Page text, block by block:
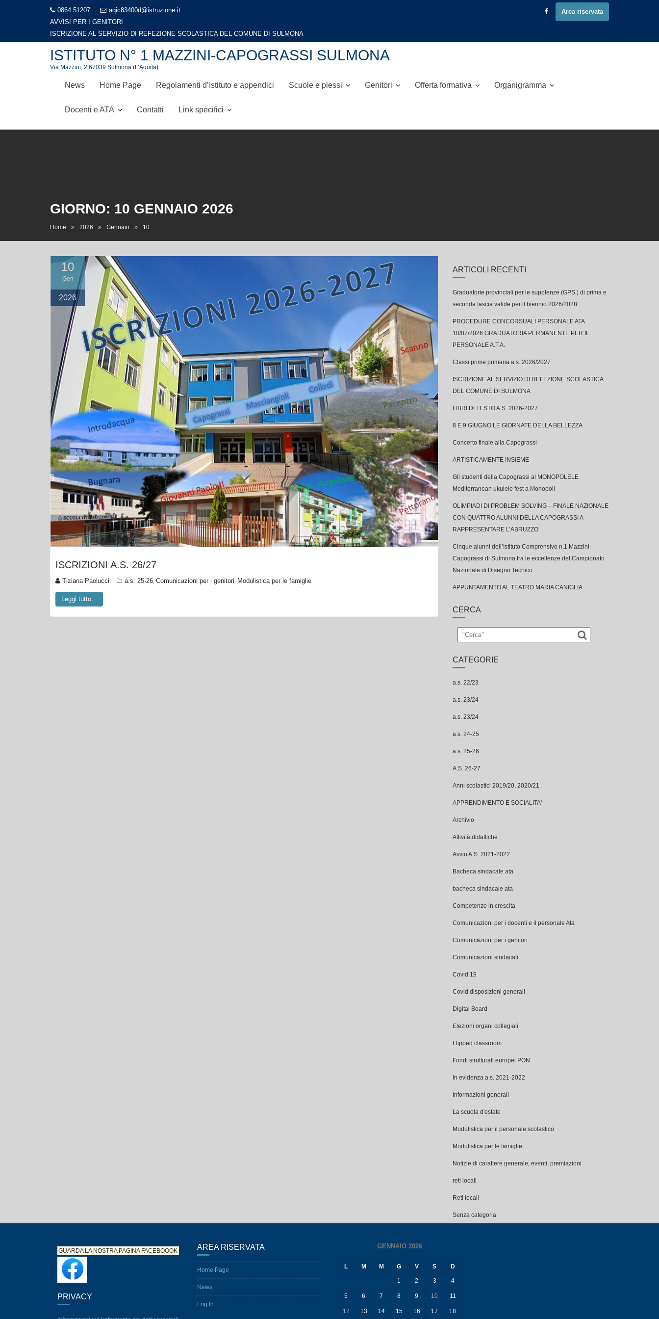
0864 51207
aqic83400d@istruzione.it
AVVISI PER I GENITORI
ISCRIZIONE AL SERVIZIO DI REFEZIONE SCOLASTICA DEL COMUNE DI SULMONA
Area riservata
ISTITUTO N° 1 MAZZINI-CAPOGRASSI SULMONA
Via Mazzini, 2 67039 Sulmona (L’Aquila)
News Home Page Regolamenti d’Istituto e appendici Scuole e plessi Genitori Offerta formativa Organigramma
Docenti e ATA Contatti Link specifici
GIORNO: 10 GENNAIO 2026
Home 2026 Gennaio 10
10
Gen
2026
ISCRIZIONI A.S. 26/27
Tiziana Paolucci a.s. 25-26 Comunicazioni per i genitori Modulistica per le famiglie
Leggi tutto...
ARTICOLI RECENTI
Graduatorie provinciali per le supplenze (GPS ) di prima e
seconda fascia valide per il biennio 2026/2028
PROCEDURE CONCORSUALI PERSONALE ATA
10/07/2026 GRADUATORIA PERMANENTE PER IL
PERSONALE A.T.A.
Classi prime primaria a.s. 2026/2027
ISCRIZIONE AL SERVIZIO DI REFEZIONE SCOLASTICA
DEL COMUNE DI SULMONA
LIBRI DI TESTO A.S. 2026-2027
8 E 9 GIUGNO LE GIORNATE DELLA BELLEZZA
Concerto finale alla Capograssi
ARTISTICAMENTE INSIEME
Gli studenti della Capograssi al MONOPOLELE
Mediterranean ukulele fest a Monopoli
OLIMPIADI DI PROBLEM SOLVING – FINALE NAZIONALE
CON QUATTRO ALUNNI DELLA CAPOGRASSI A
RAPPRESENTARE L’ABRUZZO
Cinque alunni dell’Istituto Comprensivo n.1 Mazzini-
Capograssi di Sulmona tra le eccellenze del Campionato
Nazionale di Disegno Tecnico
APPUNTAMENTO AL TEATRO MARIA CANIGLIA
CERCA
CATEGORIE
a.s. 22/23
a.s. 23/24
a.s. 23/24
a.s. 24-25
a.s. 25-26
A.S. 26-27
Anni scolastici 2019/20, 2020/21
APPRENDIMENTO E SOCIALITA'
Archivio
Attività didattiche
Avvio A.S. 2021-2022
Bacheca sindacale ata
bacheca sindacale ata
Competenze in crescita
Comunicazioni per i docenti e il personale Ata
Comunicazioni per i genitori
Comunicazioni sindacali
Covid 19
Covid disposizioni generali
Digital Board
Elezioni organi collegiali
Flipped classroom
Fondi strutturali europei PON
In evidenza a.s. 2021-2022
Informazioni generali
La scuola d'estate
Modulistica per il personale scolastico
Modulistica per le famiglie
Notizie di carattere generale, eventi, premiazioni
reti locali
Reti locali
Senza categoria
GUARDA LA NOSTRA PAGINAFACEBOOOK
PRIVACY
AREA RISERVATA
Home Page
News
Log In
GENNAIO 2026
L M M G V S D
1 2 3 4
5 6 7 8 9 10 11
12 13 14 15 16 17 18